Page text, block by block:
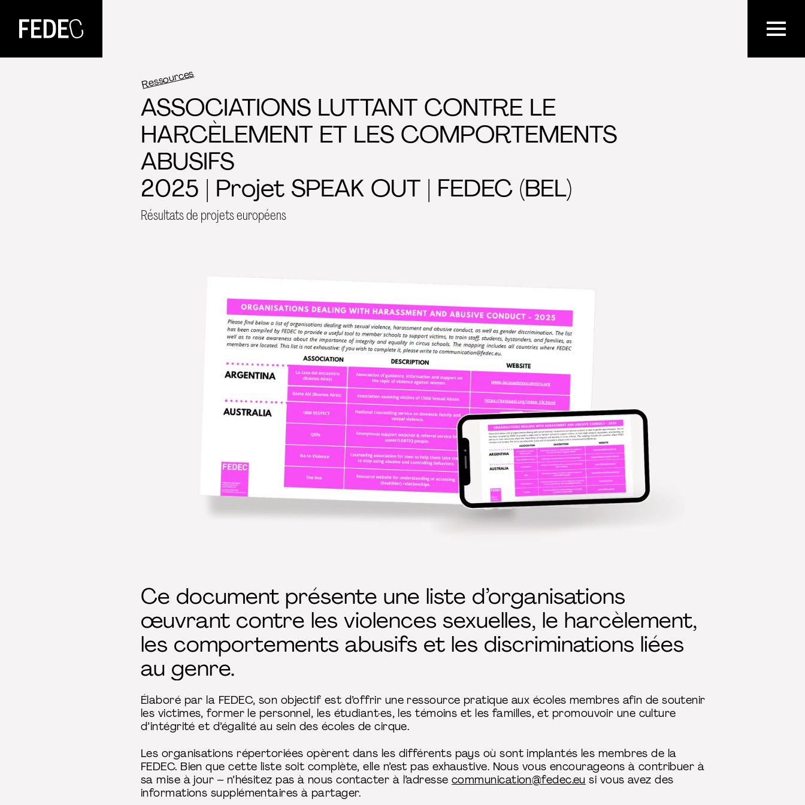
FEDEC
Ressources
ASSOCIATIONS LUTTANT CONTRE LE
HARCÈLEMENT ET LES COMPORTEMENTS
ABUSIFS
2025 | Projet SPEAK OUT | FEDEC (BEL)
Résultats de projets européens
Ce document présente une liste d’organisations
œuvrant contre les violences sexuelles, le harcèlement,
les comportements abusifs et les discriminations liées
au genre.
Élaboré par la FEDEC, son objectif est d’offrir une ressource pratique aux écoles membres afin de soutenir
les victimes, former le personnel, les étudiant·es, les témoins et les familles, et promouvoir une culture
d’intégrité et d’égalité au sein des écoles de cirque.
Les organisations répertoriées opèrent dans les différents pays où sont implantés les membres de la
FEDEC. Bien que cette liste soit complète, elle n’est pas exhaustive. Nous vous encourageons à contribuer à
sa mise à jour – n’hésitez pas à nous contacter à l’adressecommunication@fedec.eu si vous avez des
informations supplémentaires à partager.